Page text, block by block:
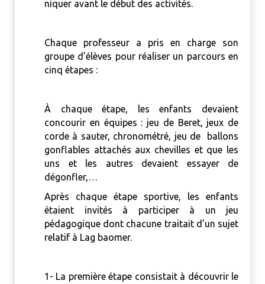
niquer avant le début des activités.
Chaque professeur a pris en charge son
groupe d’élèves pour réaliser un parcours en
cinq étapes :
À chaque étape, les enfants devaient
concourir en équipes : jeu de Beret, jeux de
corde à sauter, chronométré, jeu de ballons
gonflables attachés aux chevilles et que les
uns et les autres devaient essayer de
dégonfler,…
Après chaque étape sportive, les enfants
étaient invités à participer à un jeu
pédagogique dont chacune traitait d’un sujet
relatif à Lag baomer.
1- La première étape consistait à découvrir le